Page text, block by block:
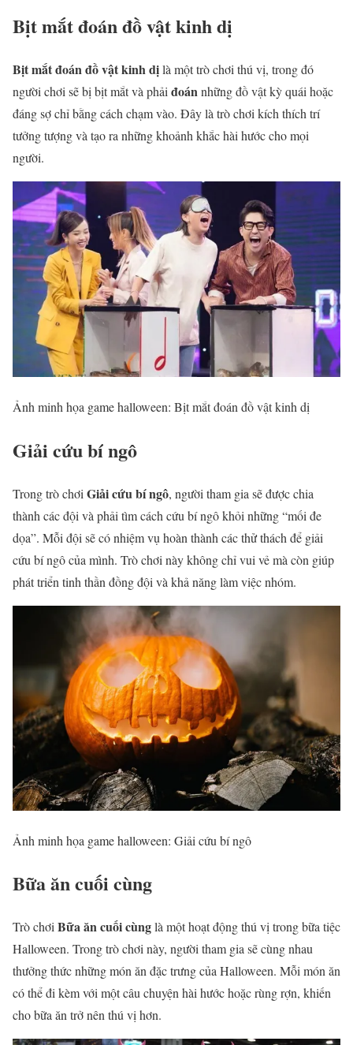
Bịt mắt đoán đồ vật kinh dị
Bịt mắt đoán đồ vật kinh dịlà một trò chơi thú vị, trong đó
người chơi sẽ bị bịt mắt và phải đoánnhững đồ vật kỳ quái hoặc
đáng sợ chỉ bằng cách chạm vào. Đây là trò chơi kích thích trí
tưởng tượng và tạo ra những khoảnh khắc hài hước cho mọi
người.
Ảnh minh họa game halloween: Bịt mắt đoán đồ vật kinh dị
Giải cứu bí ngô
Trong trò chơi Giải cứu bí ngô, người tham gia sẽ được chia
thành các đội và phải tìm cách cứu bí ngô khỏi những “mối đe
dọa”. Mỗi đội sẽ có nhiệm vụ hoàn thành các thử thách để giải
cứu bí ngô của mình. Trò chơi này không chỉ vui vẻ mà còn giúp
phát triển tinh thần đồng đội và khả năng làm việc nhóm.
Ảnh minh họa game halloween: Giải cứu bí ngô
Bữa ăn cuối cùng
Trò chơiBữa ăn cuối cùnglà một hoạt động thú vị trong bữa tiệc
Halloween. Trong trò chơi này, người tham gia sẽ cùng nhau
thưởng thức những món ăn đặc trưng của Halloween. Mỗi món ăn
có thể đi kèm với một câu chuyện hài hước hoặc rùng rợn, khiến
cho bữa ăn trở nên thú vị hơn.